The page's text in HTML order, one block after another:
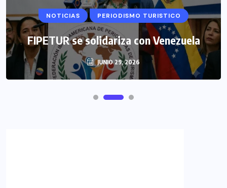
NOTICIAS PERIODISMO TURISTICO
FIPETUR se solidariza con Venezuela
JUNIO 29, 2026